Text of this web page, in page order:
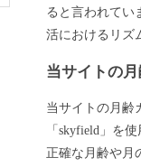
ると言われてい
活におけるリズ
当サイトの
当サイトの月齢
「skyfield」を
正確な月齢や月